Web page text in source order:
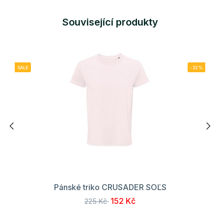
Související produkty
SALE -32%
Pánské triko CRUSADER SOĽS
225 Kč 152 Kč